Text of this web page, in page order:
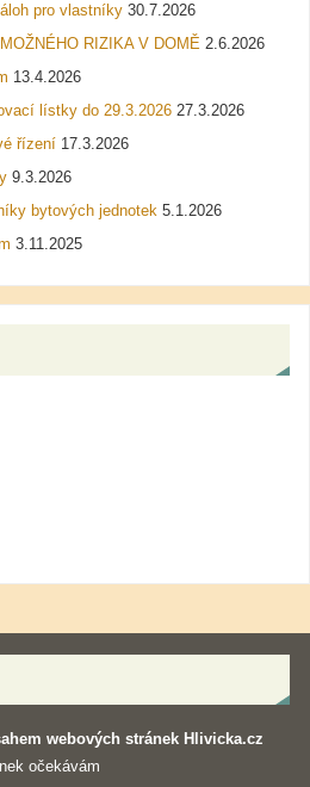
pro vlastníky 30.7.2026
RIZIKA V DOMĚ 2.6.2026
13.4.2026
lístky do 29.3.2026 27.3.2026
řízení 17.3.2026
9.3.2026
bytových jednotek 5.1.2026
3.11.2025
webových stránek Hlivicka.cz
očekávám